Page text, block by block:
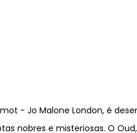
- Jo Malone London, é
nobres e misteriosas. O